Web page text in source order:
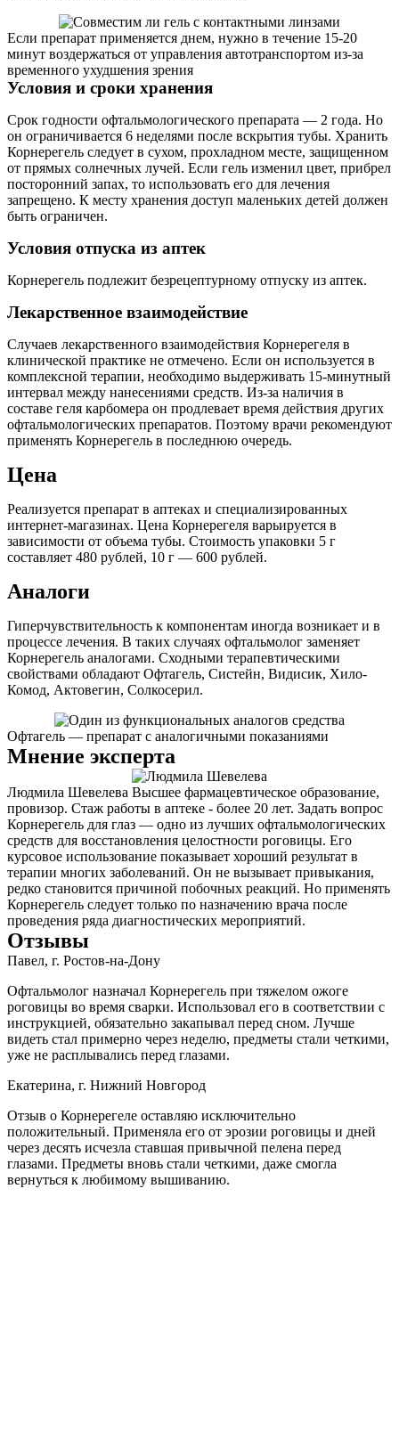
Если препарат применяется днем, нужно в течение 15-20
минут воздержаться от управления автотранспортом из-за
временного ухудшения зрения
Условия и сроки хранения
Срок годности офтальмологического препарата — 2 года. Но
он ограничивается 6 неделями после вскрытия тубы. Хранить
Корнерегель следует в сухом, прохладном месте, защищенном
от прямых солнечных лучей. Если гель изменил цвет, прибрел
посторонний запах, то использовать его для лечения
запрещено. К месту хранения доступ маленьких детей должен
быть ограничен.
Условия отпуска из аптек
Корнерегель подлежит безрецептурному отпуску из аптек.
Лекарственное взаимодействие
Случаев лекарственного взаимодействия Корнерегеля в
клинической практике не отмечено. Если он используется в
комплексной терапии, необходимо выдерживать 15-минутный
интервал между нанесениями средств. Из-за наличия в
составе геля карбомера он продлевает время действия других
офтальмологических препаратов. Поэтому врачи рекомендуют
применять Корнерегель в последнюю очередь.
Цена
Реализуется препарат в аптеках и специализированных
интернет-магазинах. Цена Корнерегеля варьируется в
зависимости от объема тубы. Стоимость упаковки 5 г
составляет 480 рублей, 10 г — 600 рублей.
Аналоги
Гиперчувствительность к компонентам иногда возникает и в
процессе лечения. В таких случаях офтальмолог заменяет
Корнерегель аналогами. Сходными терапевтическими
свойствами обладают Офтагель, Систейн, Видисик, Хило-
Комод, Актовегин, Солкосерил.
Офтагель — препарат с аналогичными показаниями
Мнение эксперта
Людмила Шевелева Высшее фармацевтическое образование,
провизор. Стаж работы в аптеке - более 20 лет. Задать вопрос
Корнерегель для глаз — одно из лучших офтальмологических
средств для восстановления целостности роговицы. Его
курсовое использование показывает хороший результат в
терапии многих заболеваний. Он не вызывает привыкания,
редко становится причиной побочных реакций. Но применять
Корнерегель следует только по назначению врача после
проведения ряда диагностических мероприятий.
Отзывы
Павел, г. Ростов-на-Дону
Офтальмолог назначал Корнерегель при тяжелом ожоге
роговицы во время сварки. Использовал его в соответствии с
инструкцией, обязательно закапывал перед сном. Лучше
видеть стал примерно через неделю, предметы стали четкими,
уже не расплывались перед глазами.
Екатерина, г. Нижний Новгород
Отзыв о Корнерегеле оставляю исключительно
положительный. Применяла его от эрозии роговицы и дней
через десять исчезла ставшая привычной пелена перед
глазами. Предметы вновь стали четкими, даже смогла
вернуться к любимому вышиванию.